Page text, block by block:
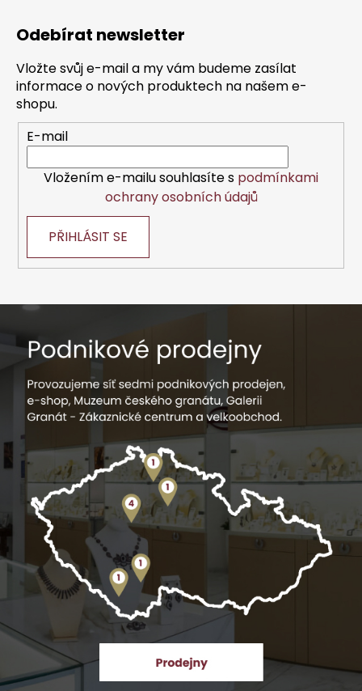
Odebírat newsletter
Vložte svůj e-mail a my vám budeme zasílat
informace o nových produktech na našem e-
shopu.
E-mail
Vložením e-mailu souhlasíte s podmínkami
ochrany osobních údajů
PŘIHLÁSIT SE